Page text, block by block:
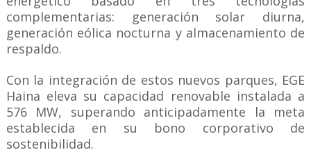
complementarias: generación solar diurna,
generación eólica nocturna y almacenamiento de
respaldo.
Con la integración de estos nuevos parques, EGE
Haina eleva su capacidad renovable instalada a
576 MW, superando anticipadamente la meta
establecida en su bono corporativo de
sostenibilidad.